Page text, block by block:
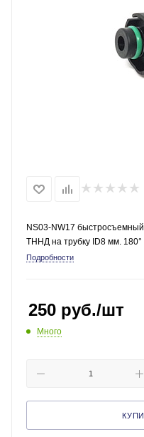
NS03-NW17
ТННД на трубку ID8 мм. 180°
Подробности
250 руб./шт
Много